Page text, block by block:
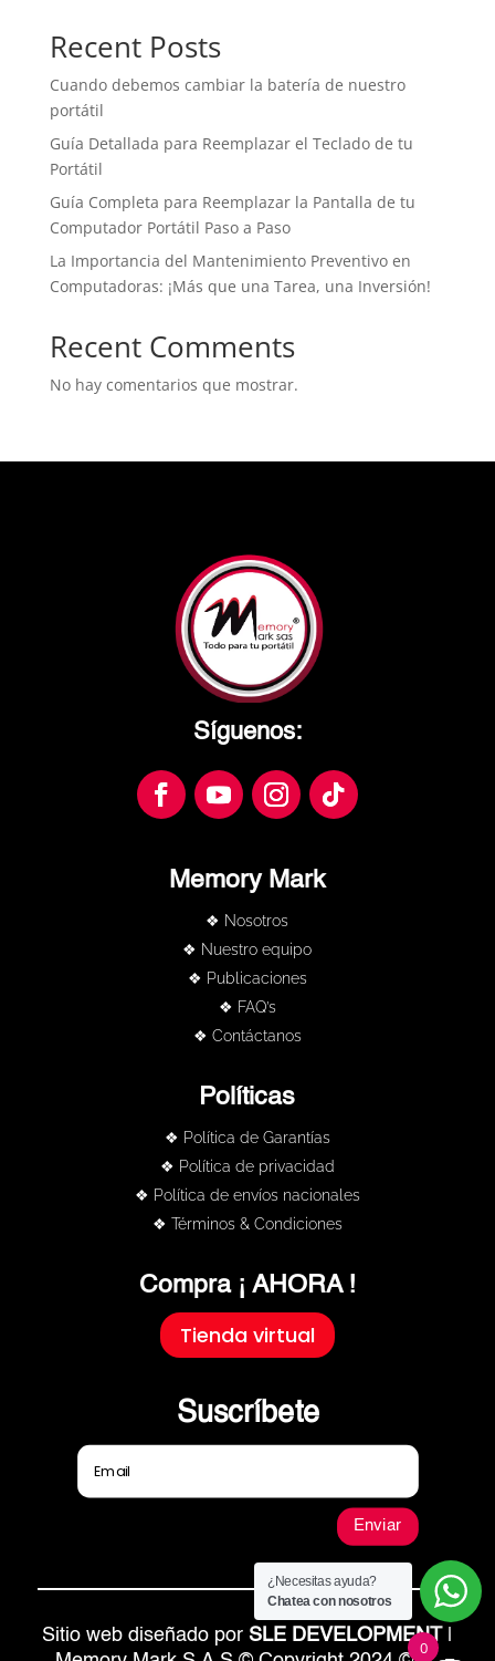
Recent Posts
Cuando debemos cambiar la batería de nuestro
portátil
Guía Detallada para Reemplazar el Teclado de tu
Portátil
Guía Completa para Reemplazar la Pantalla de tu
Computador Portátil Paso a Paso
La Importancia del Mantenimiento Preventivo en
Computadoras: ¡Más que una Tarea, una Inversión!
Recent Comments
No hay comentarios que mostrar.
Síguenos:
Memory Mark
❖ Nosotros
❖ Nuestro equipo
❖ Publicaciones
❖ FAQ’s
❖ Contáctanos
Políticas
❖ Política de Garantías
❖ Política de privacidad
❖ Política de envíos nacionales
❖ Términos & Condiciones
Compra ¡ AHORA !
Tienda virtual
Suscríbete
Enviar
Sitio web diseñado por SLE DEVELOPMENT
¿Necesitas ayuda?
Chatea con nosotros
0